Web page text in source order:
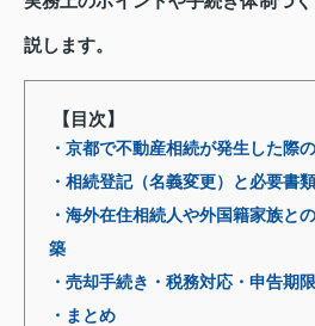
説します。
【目次】
・京都で不動産相続が発生した際
・相続登記（名義変更）と必要書
・海外在住相続人や外国籍家族と
築
・売却手続き・税務対応・申告期
・まとめ